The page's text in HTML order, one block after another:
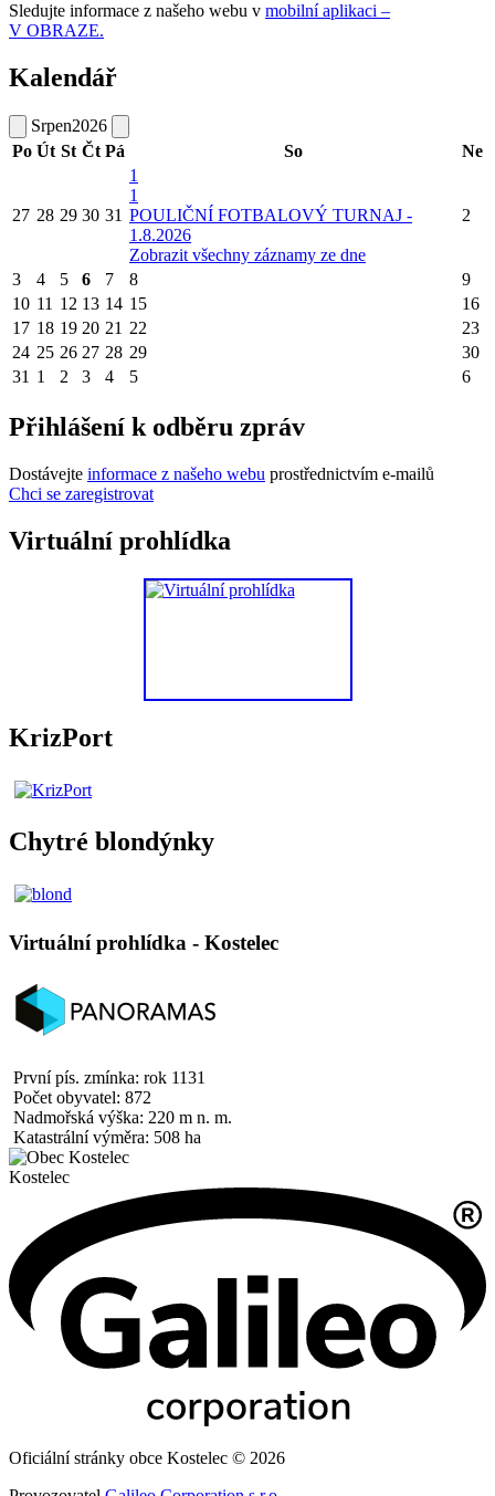
Sledujte informace z našeho webu v mobilní aplikaci –
V OBRAZE.
Kalendář
Srpen2026
Po Út St Čt Pá So Ne
27 28 29 30 31
1
1
POULIČNÍ FOTBALOVÝ TURNAJ -
1.8.2026
Zobrazit všechny záznamy ze dne
2
3 4 5 6 7 8
9
10 11 12 13 14 15
16
17 18 19 20 21 22
23
24 25 26 27 28 29
30
31 1 2 3 4 5 6
Přihlášení k odběru zpráv
Dostávejte informace z našeho webu prostřednictvím e-mailů
Chci se zaregistrovat
Virtuální prohlídka
KrizPort
Chytré blondýnky
Virtuální prohlídka - Kostelec
První pís. zmínka: rok 1131
Počet obyvatel: 872
Nadmořská výška: 220 m n. m.
Katastrální výměra: 508 ha
Kostelec
Oficiální stránky obce Kostelec © 2026